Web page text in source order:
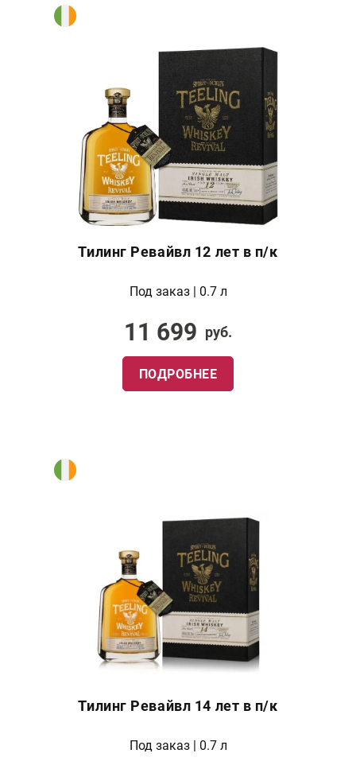
Тилинг Ревайвл 12 лет в п/к
Под заказ | 0.7 л
11 699 руб.
ПОДРОБНЕЕ
Тилинг Ревайвл 14 лет в п/к
Под заказ | 0.7 л